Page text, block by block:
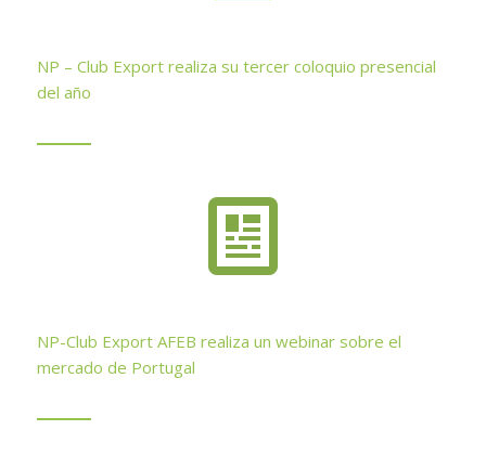
NP – Club Export realiza su tercer coloquio presencial
del año
NP-Club Export AFEB realiza un webinar sobre el
mercado de Portugal